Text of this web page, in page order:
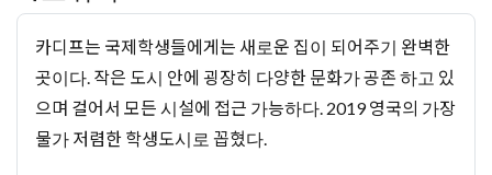
카디프는 국제학생들에게는 새로운 집이 되어주기 완벽한
곳이다. 작은 도시 안에 굉장히 다양한 문화가 공존 하고 있
으며 걸어서 모든 시설에 접근 가능하다. 2019 영국의 가장
물가 저렴한 학생도시로 꼽혔다.